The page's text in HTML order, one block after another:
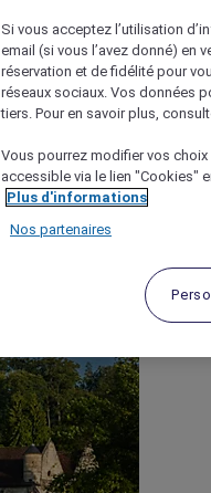
Si vous acceptez l’utilisation
email (si vous l’avez donné) en
réservation et de fidélité pour
réseaux sociaux. Vos données
tiers. Pour en savoir plus,
Vous pourrez modifier vos
accessible via le lien "Cookies"
Plus d'informations
Nos partenaires